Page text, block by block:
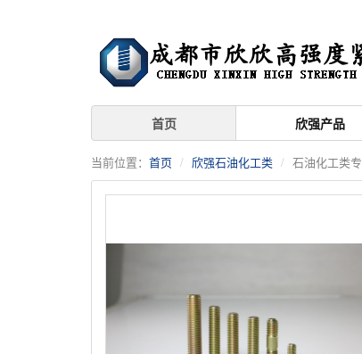
首页 欣强产品
当前位置： 首页 欣强石油化工类 石油化工类